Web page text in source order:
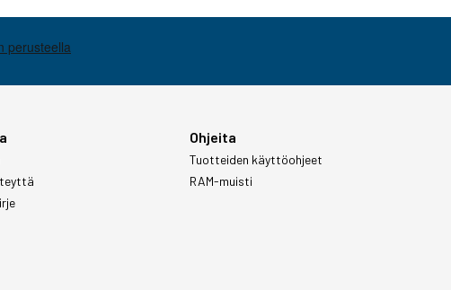
Ohjeita
Tuotteiden käyttöohjeet
RAM-muisti